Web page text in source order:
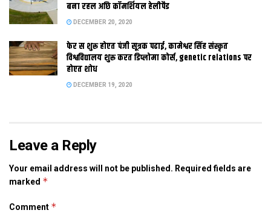
छलाह तखन हुनकर समक्ष इ मांग राखल गेल, जेकरा मुख्यमंत्री स्वीकार करैत
अगिला सत्र मे एहि संबंध मे विधेयक अनबा क गप कहलाह। संगहि ओ
लेल जमीन क पहचान करबा लेल कहलथि।
बना रहल अछि कॉमर्शियल हेलीपैड
DECEMBER 20, 2020
फेर स शुरू होएत पंजी सूत्रक पढाई, कामेश्वर सिंह संस्कृत
विश्वविद्यालय शुरू करत डिप्लोमा कोर्स, genetic relations पर
होएत शोध
DECEMBER 19, 2020
Leave a Reply
Your email address will not be published. Required fields are
marked *
Comment *